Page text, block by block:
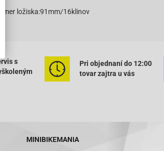
ložiska:91mm/16klinov
s
Pri objednaní do 12:00
tovar zajtra u vás
MINIBIKEMANIA